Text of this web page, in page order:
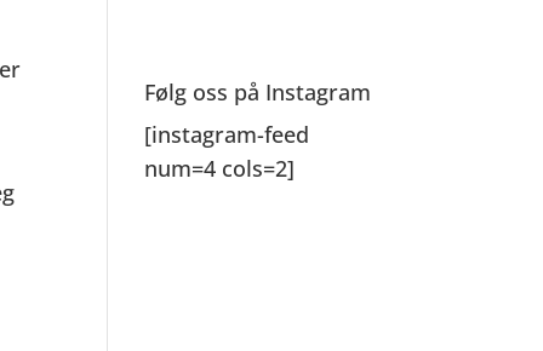
Følg oss på Instagram
[instagram-feed
num=4 cols=2]